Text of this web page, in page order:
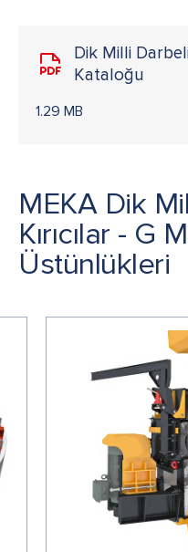
Dik Milli
Kataloğu
1.29 MB
MEKA Dik
Kırıcılar - G
Üstünlükleri